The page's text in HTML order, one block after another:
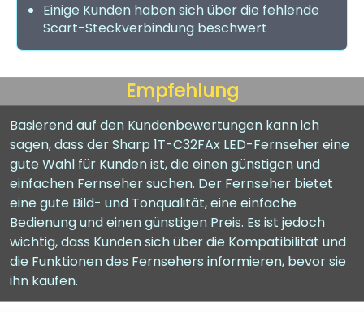
Einige Kunden haben sich über die fehlende
Scart-Steckverbindung beschwert
Empfehlung
Basierend auf den Kundenbewertungen kann ich
sagen, dass der Sharp 1T-C32FAx LED-Fernseher eine
gute Wahl für Kunden ist, die einen günstigen und
einfachen Fernseher suchen. Der Fernseher bietet
eine gute Bild- und Tonqualität, eine einfache
Bedienung und einen günstigen Preis. Es ist jedoch
wichtig, dass Kunden sich über die Kompatibilität und
die Funktionen des Fernsehers informieren, bevor sie
ihn kaufen.